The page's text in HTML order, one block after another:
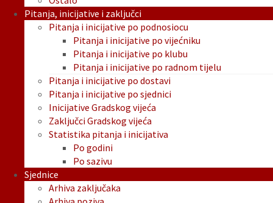
Pitanja, inicijative i zaključci
Pitanja i inicijative po podnosiocu
Pitanja i inicijative po vijećniku
Pitanja i inicijative po klubu
Pitanja i inicijative po radnom tijelu
Pitanja i inicijative po dostavi
Pitanja i inicijative po sjednici
Inicijative Gradskog vijeća
Zaključci Gradskog vijeća
Statistika pitanja i inicijativa
Po godini
Po sazivu
Sjednice
Arhiva zaključaka